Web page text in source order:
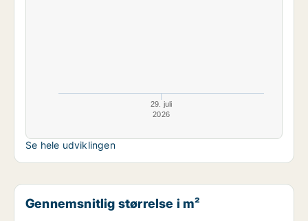
29. juli
2026
Se hele udviklingen
Gennemsnitlig størrelse i m²